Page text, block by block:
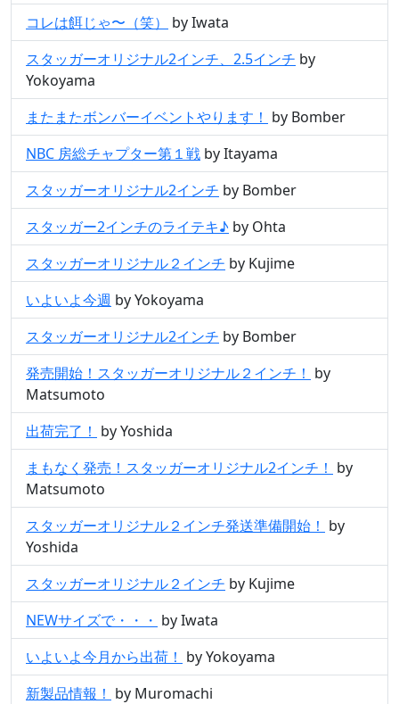
コレは餌じゃ〜（笑）
by Iwata
スタッガーオリジナル2インチ、2.5インチ by
Yokoyama
またまたボンバーイベントやります！ by Bomber
NBC 房総チャプター第１戦 by Itayama
スタッガーオリジナル2インチ by Bomber
スタッガー2インチのライテキ♪ by Ohta
スタッガーオリジナル２インチ by Kujime
いよいよ今週 by Yokoyama
スタッガーオリジナル2インチ by Bomber
発売開始！スタッガーオリジナル２インチ！ by
Matsumoto
出荷完了！ by Yoshida
まもなく発売！スタッガーオリジナル2インチ！ by
Matsumoto
スタッガーオリジナル２インチ発送準備開始！ by
Yoshida
スタッガーオリジナル２インチ by Kujime
NEWサイズで・・・ by Iwata
いよいよ今月から出荷！ by Yokoyama
新製品情報！ by Muromachi